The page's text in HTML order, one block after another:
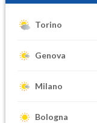
Torino
Genova
Milano
Bologna